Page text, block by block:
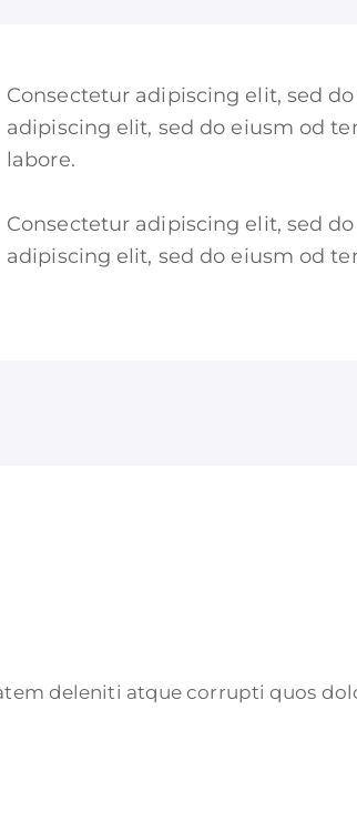
Consectetur adipiscing elit, sed
adipiscing elit, sed do eiusm od
labore.
Consectetur adipiscing elit, sed
adipiscing elit, sed do eiusm od
deleniti atque corrupti quos